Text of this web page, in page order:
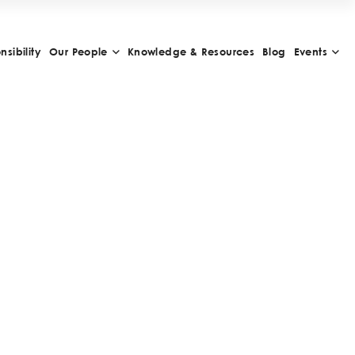
Our People Knowledge & Resources Blog Events